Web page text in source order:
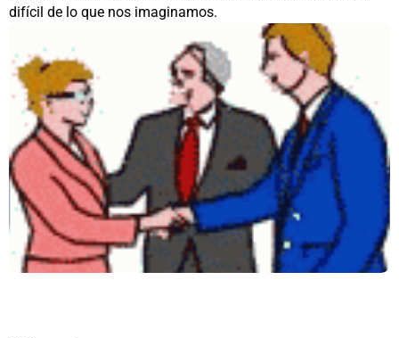
difícil de lo que nos imaginamos.